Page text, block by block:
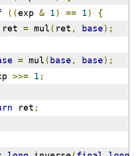
(( exp & 1 ) == 1 )
{
ret
= mul ( ret , base );
= mul ( base , base );
>>= 1 ;
ret ;